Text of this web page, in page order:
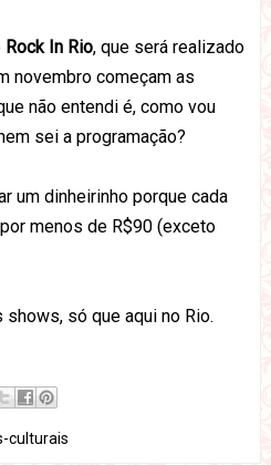
Rock In Rio, que será realizado
novembro começam as
não entendi é, como vou
sei a programação?
um dinheirinho porque cada
menos de R$90 (exceto
só que aqui no Rio.
culturais